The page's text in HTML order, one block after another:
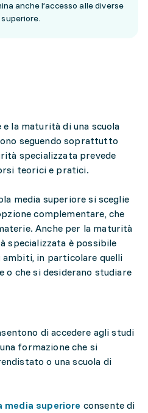
anche l’accesso alle diverse
la maturità di una scuola
seguendo soprattutto
specializzata prevede
teorici e pratici.
media superiore si sceglie
complementare, che
Anche per la maturità
specializzata è possibile
in particolare quelli
che si desiderano studiare
di accedere agli studi
formazione che si
o una scuola di
media superiore consente di